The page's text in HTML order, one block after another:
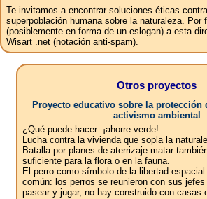
Te invitamos a encontrar soluciones éticas
superpoblación humana sobre la naturaleza. Por
(posiblemente en forma de un eslogan) a esta
Wisart .net (notación anti-spam).
Otros proyectos
Proyecto educativo sobre la protección
activismo ambiental
¿Qué puede hacer: ¡ahorre verde!
Lucha contra la vivienda que sopla la
Batalla por planes de aterrizaje matar
suficiente para la flora o en la fauna.
El perro como símbolo de la libertad
común: los perros se reunieron con sus
pasear y jugar, no hay construido con casas